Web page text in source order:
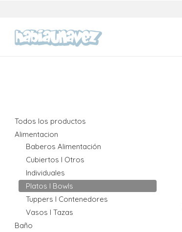
Todos los productos
Alimentacion
Baberos Alimentación
Cubiertos I Otros
Individuales
Platos I Bowls
Tuppers I Contenedores
Vasos I Tazas
Baño